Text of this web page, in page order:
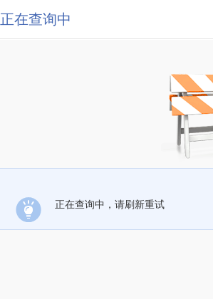
正在查询中
正在查询中，请刷新重试